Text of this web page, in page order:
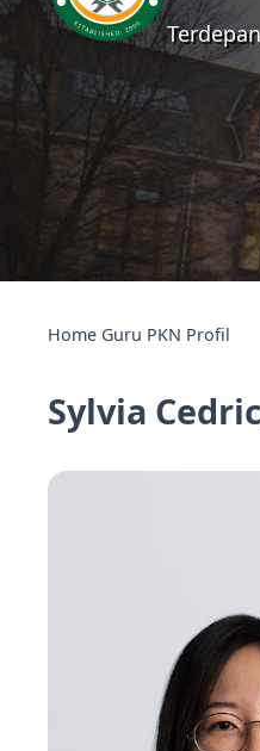
Home Guru PKN Profil
Sylvia